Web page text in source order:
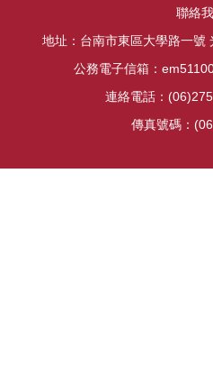
聯絡
地址：台南市東區大學路一號
公務電子信箱：
連絡電話：
傳真號碼：